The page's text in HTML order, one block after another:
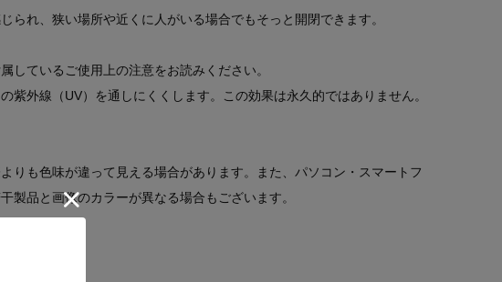
られ、狭い場所や近くに人がいる場合でもそっと開閉できます。
しているご使用上の注意をお読みください。
紫外線（UV）を通しにくくします。この効果は永久的ではありません。
りも色味が違って見える場合があります。また、パソコン・スマートフ
製品と画像のカラーが異なる場合もございます。